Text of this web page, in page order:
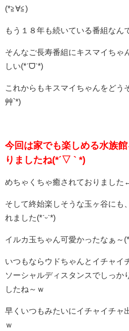
(*≧∀≦)
もう１８年も続いている番組なん
そんなご長寿番組にキスマイちゃ
しい(*ˊᗜˋ*)
これからもキスマイちゃんをどう
艸`*)
今回は家でも楽しめる水族
りましたね(*ˊ▽ ` *)
めちゃくちゃ癒されておりました
そして終始楽しそうな玉ヶ谷にも
れました(*ˊᵕˋ*)
イルカ玉ちゃん可愛かったなぁ～
いつもならウドちゃんとイチャイ
ソーシャルディスタンスでしっか
したね～ｗ
早くいつもみたいにイチャイチャ
ｗ